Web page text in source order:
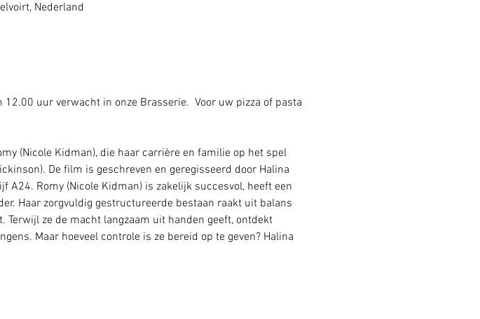
Nederland
uur verwacht in onze Brasserie.  Voor uw pizza of pasta
(Nicole Kidman), die haar carrière en familie op het spel
De film is geschreven en geregisseerd door Halina
Romy (Nicole Kidman) is zakelijk succesvol, heeft een
Haar zorgvuldig gestructureerde bestaan raakt uit balans
ze de macht langzaam uit handen geeft, ontdekt
Maar hoeveel controle is ze bereid op te geven? Halina